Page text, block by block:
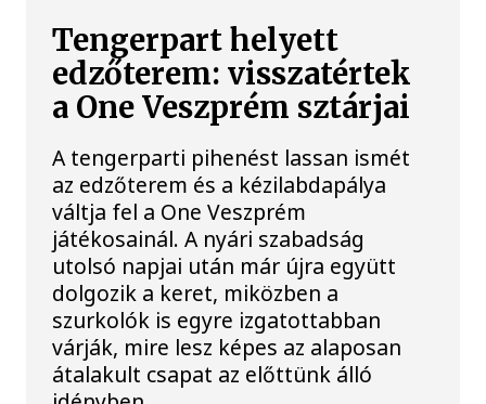
Tengerpart helyett
edzőterem: visszatértek
a One Veszprém sztárjai
A tengerparti pihenést lassan ismét
az edzőterem és a kézilabdapálya
váltja fel a One Veszprém
játékosainál. A nyári szabadság
utolsó napjai után már újra együtt
dolgozik a keret, miközben a
szurkolók is egyre izgatottabban
várják, mire lesz képes az alaposan
átalakult csapat az előttünk álló